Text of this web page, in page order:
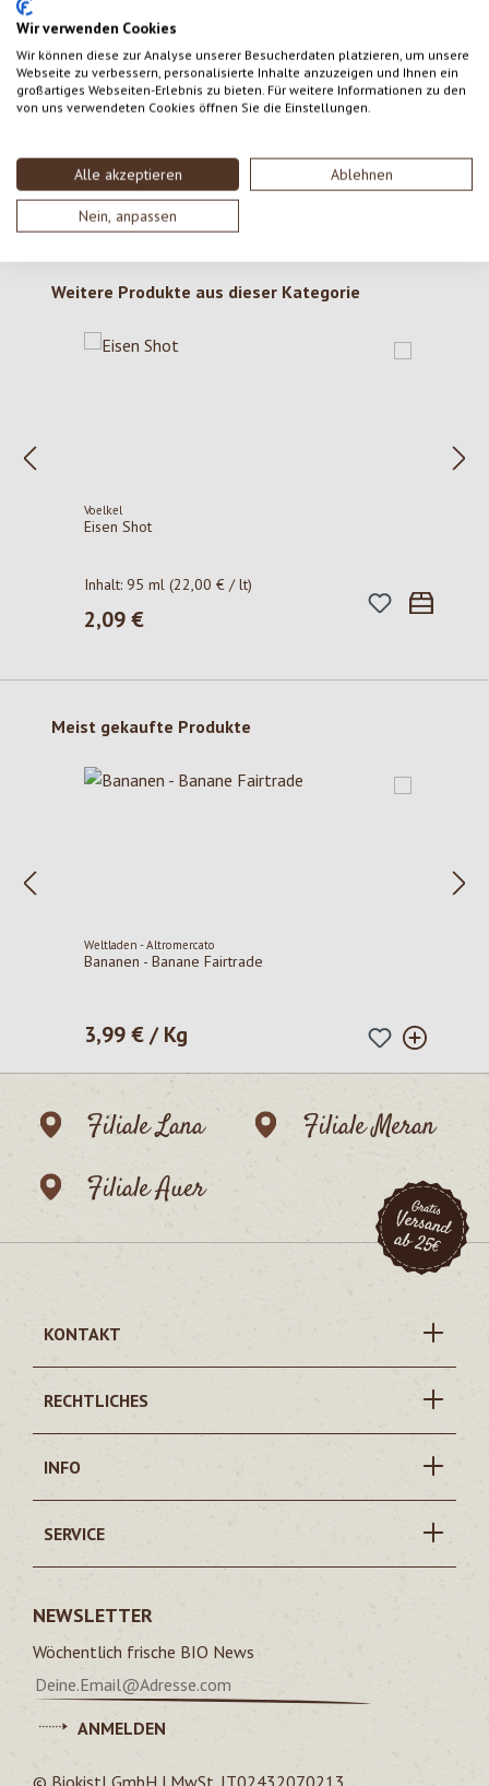
Wir verwenden Cookies
Wir können diese zur Analyse unserer Besucherdaten platzieren, um unsere
Webseite zu verbessern, personalisierte Inhalte anzuzeigen und Ihnen ein
großartiges Webseiten-Erlebnis zu bieten. Für weitere Informationen zu den
von uns verwendeten Cookies öffnen Sie die Einstellungen.
Alle akzeptieren Ablehnen
Nein, anpassen
Keine Bewertungen gefunden. Gehe voran und teile
deine Erkenntnisse mit anderen.
Produktgalerie überspringen
Weitere Produkte aus dieser Kategorie
Voelkel
Eisen Shot
Inhalt: 95 ml(22,00 € / lt)
Regulärer Preis:
2,09 €
Produktgalerie überspringen
Meist gekaufte Produkte
Weltladen - Altromercato
Bananen - Banane Fairtrade
Regulärer Preis:
3,99 € / Kg
Filiale Lana
Filiale Meran
Filiale Auer
KONTAKT
RECHTLICHES
INFO
SERVICE
NEWSLETTER
Wöchentlich frische BIO News
ANMELDEN